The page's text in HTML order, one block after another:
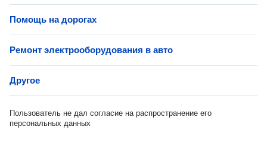
Помощь на дорогах
Ремонт электрооборудования в авто
Другое
Пользователь не дал согласие на распространение его
персональных данных